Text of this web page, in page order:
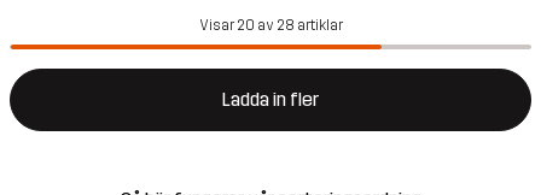
Visar 20 av 28 artiklar
Ladda in fler